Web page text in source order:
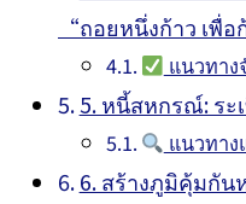
“ถอยหนึ่งก้าว เพื่อ
แนวทาง
5. หนี้สหกรณ์: ระ
แนวทาง
6. สร้างภูมิคุ้มกัน